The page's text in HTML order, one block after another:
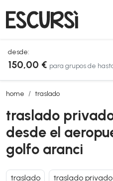
desde:
150,00 € para grupos de
home traslado
traslado privado de ida y vuelta
traslado
desde el
golfo aranci
traslado traslado privado